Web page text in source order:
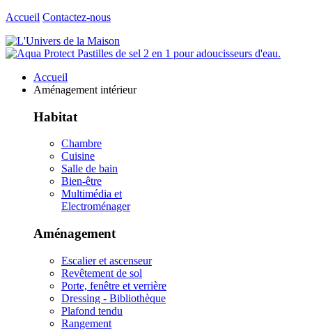
Accueil Contactez-nous
Accueil
Aménagement intérieur
Habitat
Chambre
Cuisine
Salle de bain
Bien-être
Multimédia et
Electroménager
Aménagement
Escalier et ascenseur
Revêtement de sol
Porte, fenêtre et verrière
Dressing - Bibliothèque
Plafond tendu
Rangement